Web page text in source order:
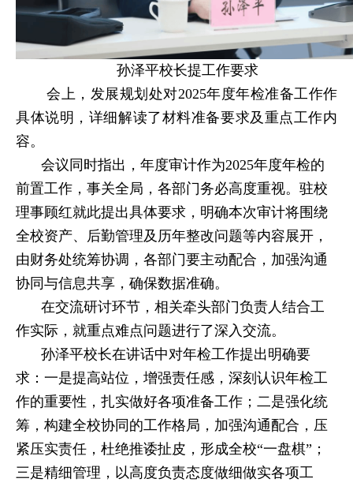
孙泽平校长提工作要求
会上，发展规划处对2025年度年检准备工作作
具体说明，详细解读了材料准备要求及重点工作内
容。
会议同时指出，年度审计作为2025年度年检的
前置工作，事关全局，各部门务必高度重视。驻校
理事顾红就此提出具体要求，明确本次审计将围绕
全校资产、后勤管理及历年整改问题等内容展开，
由财务处统筹协调，各部门要主动配合，加强沟通
协同与信息共享，确保数据准确。
在交流研讨环节，相关牵头部门负责人结合工
作实际，就重点难点问题进行了深入交流。
孙泽平校长在讲话中对年检工作提出明确要
求：一是提高站位，增强责任感，深刻认识年检工
作的重要性，扎实做好各项准备工作；二是强化统
筹，构建全校协同的工作格局，加强沟通配合，压
紧压实责任，杜绝推诿扯皮，形成全校“一盘棋”；
三是精细管理，以高度负责态度做细做实各项工